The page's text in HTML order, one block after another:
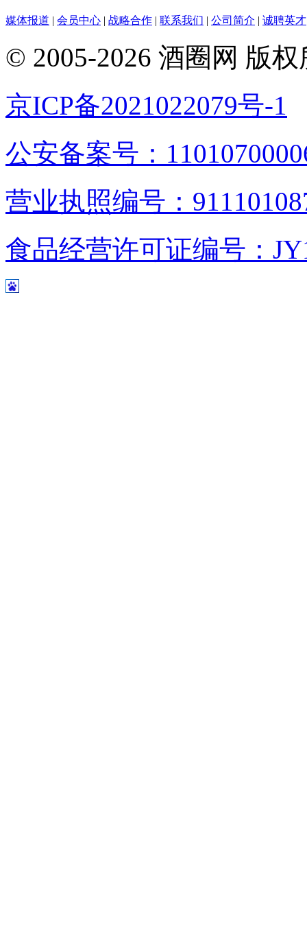
媒体报道 | 会员中心 | 战略合作 | 联系我们 | 公司简介 | 诚聘英才
© 2005-2026 酒圈网 版
京ICP备2021022079号-1
公安备案号：
营业执照编号：
食品经营许可证编号：